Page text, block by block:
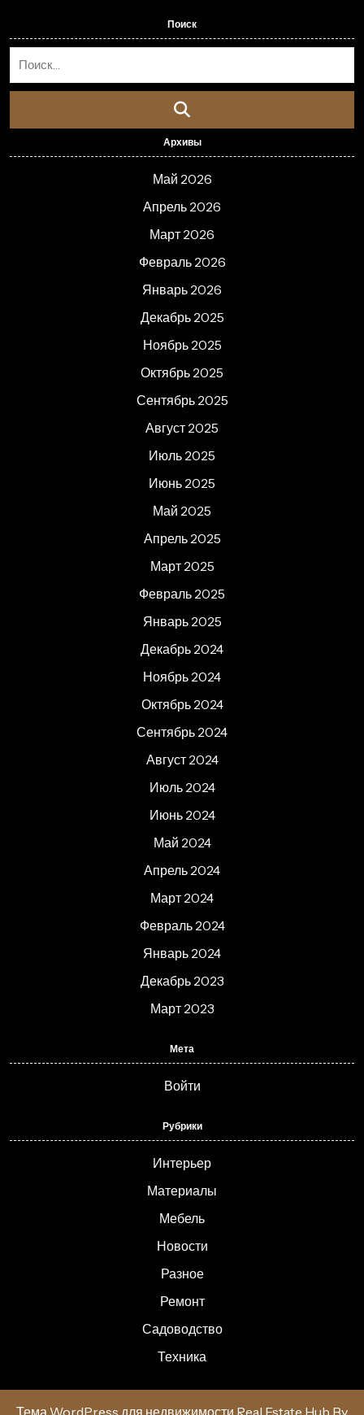
Поиск
Архивы
Май 2026
Апрель 2026
Март 2026
Февраль 2026
Январь 2026
Декабрь 2025
Ноябрь 2025
Октябрь 2025
Сентябрь 2025
Август 2025
Июль 2025
Июнь 2025
Май 2025
Апрель 2025
Март 2025
Февраль 2025
Январь 2025
Декабрь 2024
Ноябрь 2024
Октябрь 2024
Сентябрь 2024
Август 2024
Июль 2024
Июнь 2024
Май 2024
Апрель 2024
Март 2024
Февраль 2024
Январь 2024
Декабрь 2023
Март 2023
Мета
Войти
Рубрики
Интерьер
Материалы
Мебель
Новости
Разное
Ремонт
Садоводство
Техника